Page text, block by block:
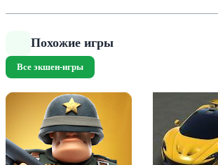
Похожие игры
Все экшен-игры